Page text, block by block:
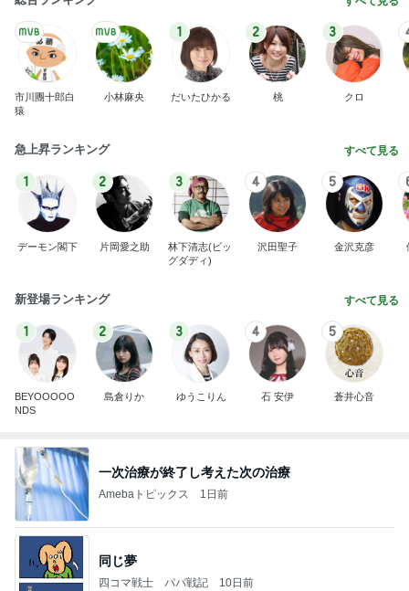
市川團十郎白
猿
小林麻央
1
だいたひかる
2
桃
3
クロ
急上昇ランキング すべて見る
1
デーモン閣下
2
片岡愛之助
3
林下清志(ビッ
グダディ)
4
沢田聖子
5
金沢克彦
新登場ランキング すべて見る
1
BEYOOOOO
NDS
2
島倉りか
3
ゆうこりん
4
石 安伊
5
蒼井心音
一次治療が終了し考えた次の治療
Amebaトピックス 1日前
同じ夢
四コマ戦士 パパ戦記 10日前